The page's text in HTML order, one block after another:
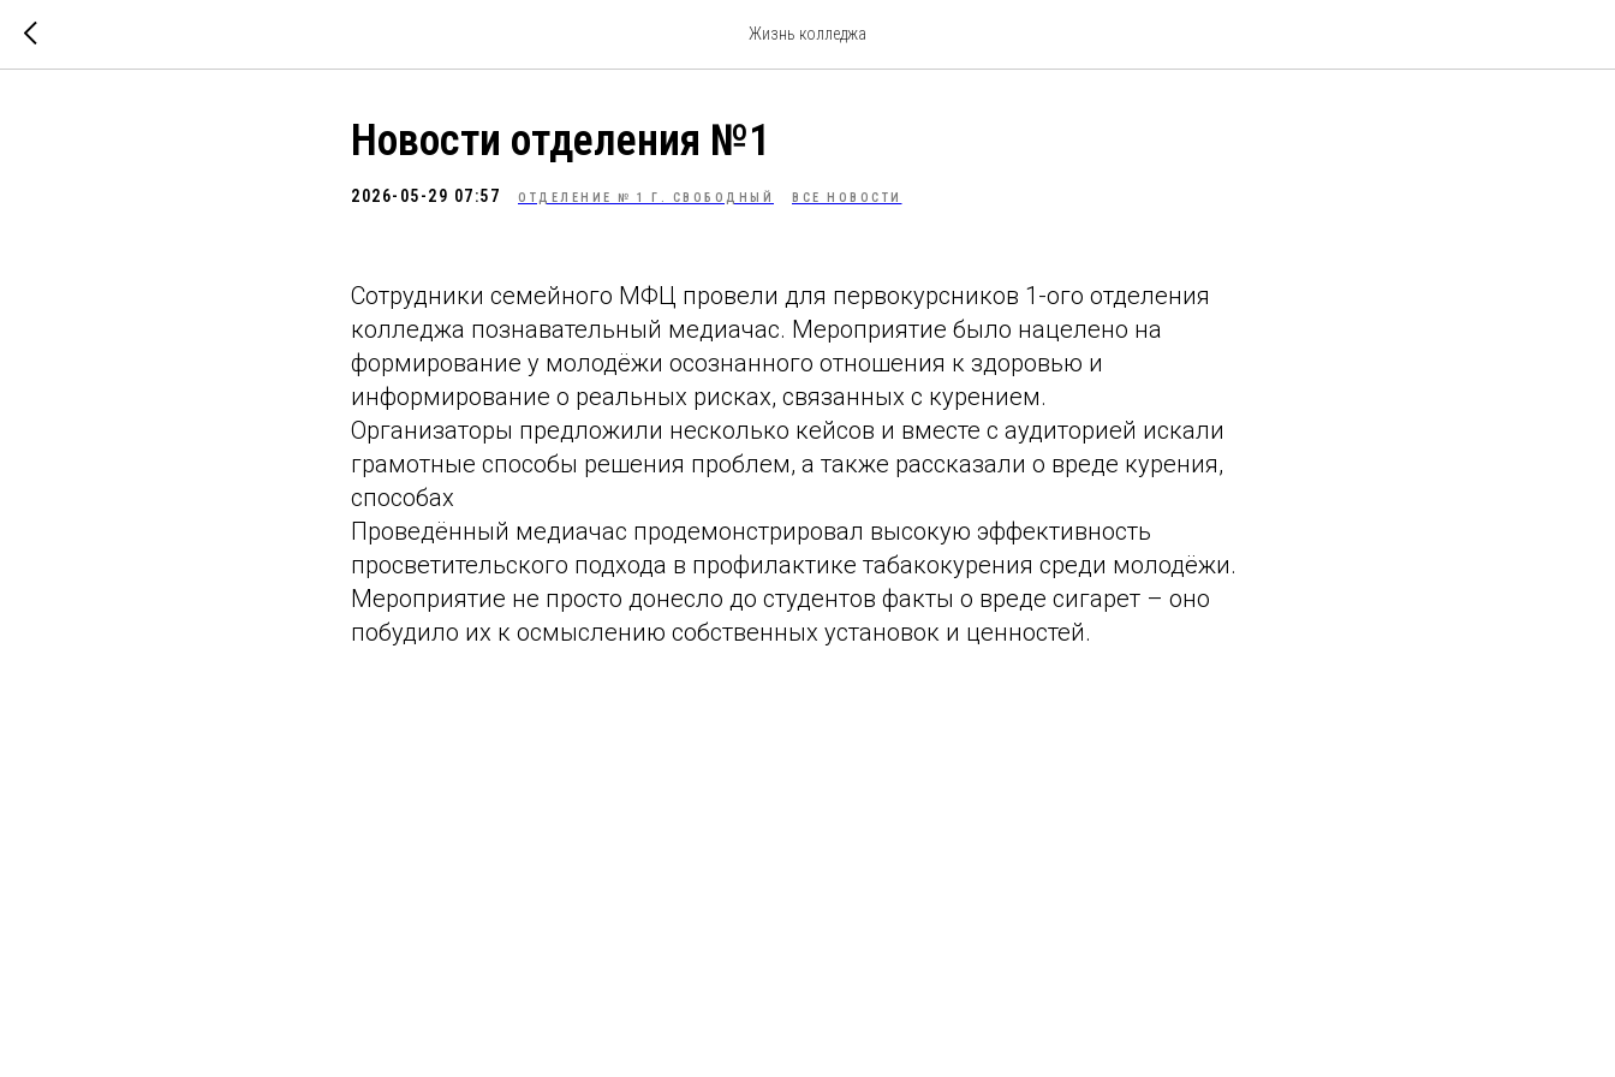
Жизнь колледжа
Новости отделения №1
2026-05-29 07:57 ОТДЕЛЕНИЕ № 1 Г. СВОБОДНЫЙ ВСЕ НОВОСТИ
Сотрудники семейного МФЦ провели для первокурсников 1-ого отделения
колледжа познавательный медиачас. Мероприятие было нацелено на
формирование у молодёжи осознанного отношения к здоровью и
информирование о реальных рисках, связанных с курением.
Организаторы предложили несколько кейсов и вместе с аудиторией искали
грамотные способы решения проблем, а также рассказали о вреде курения,
способах
Проведённый медиачас продемонстрировал высокую эффективность
просветительского подхода в профилактике табакокурения среди молодёжи.
Мероприятие не просто донесло до студентов факты о вреде сигарет – оно
побудило их к осмыслению собственных установок и ценностей.